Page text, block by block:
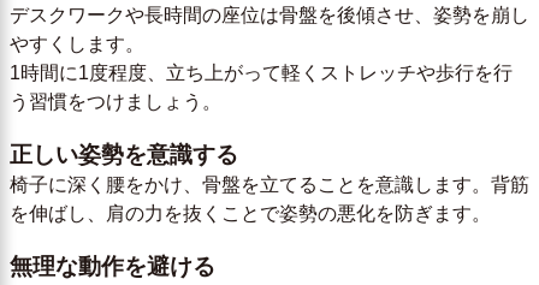
デスクワークや長時間の座位は骨盤を後傾させ、姿勢を崩し
やすくします。
1時間に1度程度、立ち上がって軽くストレッチや歩行を行
う習慣をつけましょう。
正しい姿勢を意識する
椅子に深く腰をかけ、骨盤を立てることを意識します。背筋
を伸ばし、肩の力を抜くことで姿勢の悪化を防ぎます。
無理な動作を避ける